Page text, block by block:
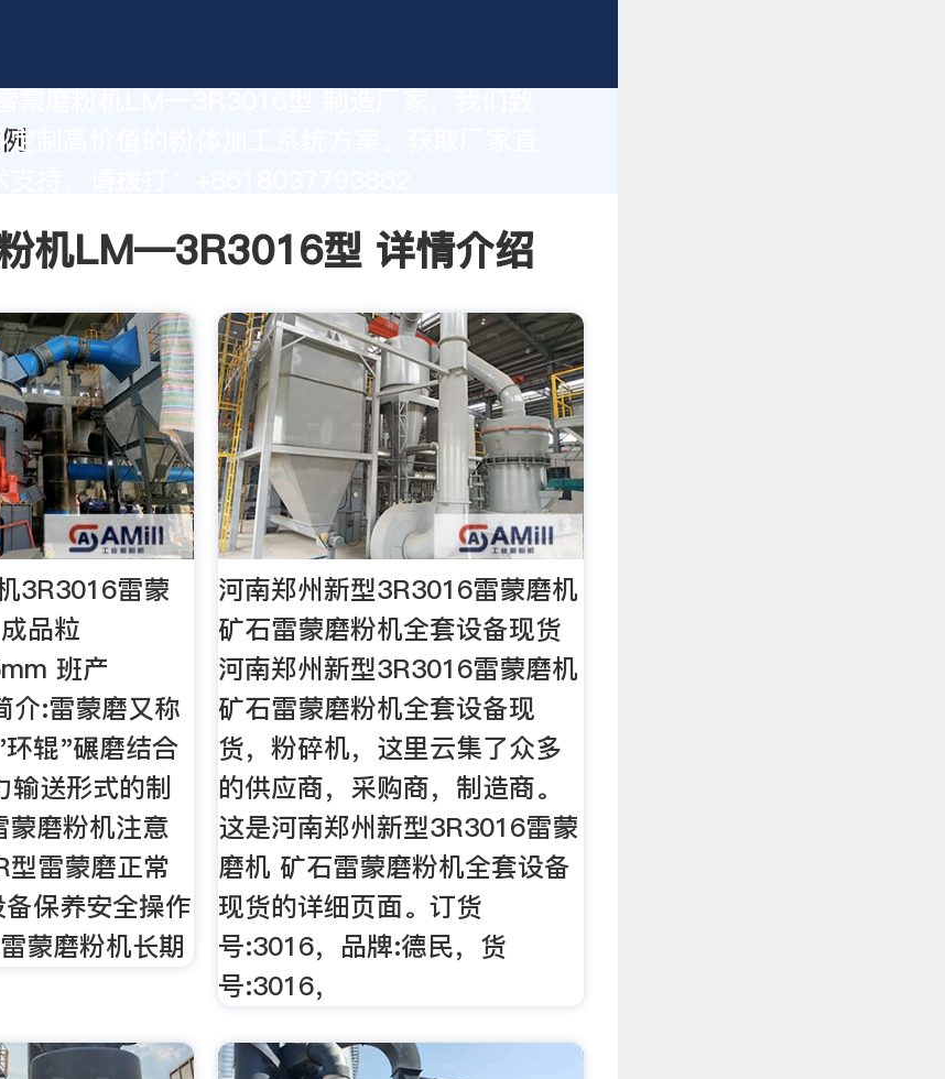
制高价值的粉体加工系统方案。获取厂家直
机LM—3R3016型 详情介绍
3R3016雷蒙
品粒
班产
介:雷蒙磨又称
辊"碾磨结合
输送形式的制
磨粉机注意
雷蒙磨正常
保养安全操作
蒙磨粉机长期
河南郑州新型3R3016雷蒙磨机
矿石雷蒙磨粉机全套设备现货
河南郑州新型3R3016雷蒙磨机
矿石雷蒙磨粉机全套设备现
货，粉碎机，这里云集了众多
的供应商，采购商，制造商。
这是河南郑州新型3R3016雷蒙
磨机 矿石雷蒙磨粉机全套设备
现货的详细页面。订货
号:3016，品牌:德民，货
号:3016，